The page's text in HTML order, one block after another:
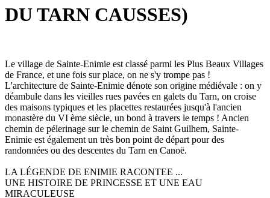
DU TARN CAUSSES)
Le village de Sainte-Enimie est classé parmi les Plus Beaux Villages
de France, et une fois sur place, on ne s'y trompe pas !
L'architecture de Sainte-Enimie dénote son origine médiévale : on y
déambule dans les vieilles rues pavées en galets du Tarn, on croise
des maisons typiques et les placettes restaurées jusqu'à l'ancien
monastère du VI ème siècle, un bond à travers le temps ! Ancien
chemin de pélerinage sur le chemin de Saint Guilhem, Sainte-
Enimie est également un très bon point de départ pour des
randonnées ou des descentes du Tarn en Canoë.
LA LÉGENDE DE ENIMIE RACONTEE ...
UNE HISTOIRE DE PRINCESSE ET UNE EAU
MIRACULEUSE